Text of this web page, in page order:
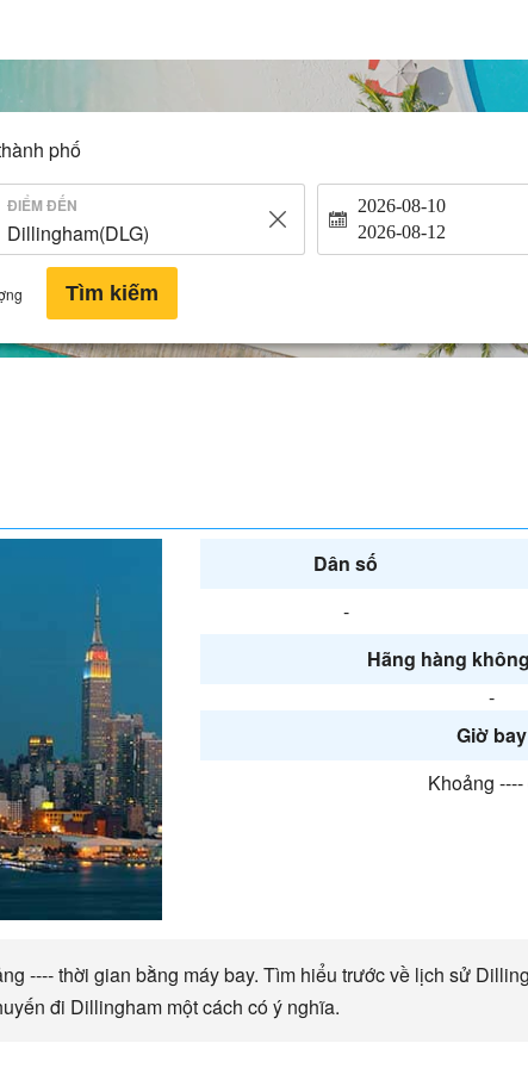
phố
ĐIỂM ĐẾN 2026-08-10
2026-08-12
Tìm kiếm
Dân số
-
Hãng hàng
-
Giờ bay
Khoảng
---- thời gian bằng máy bay. Tìm hiểu trước về lịch sử
đi Dillingham một cách có ý nghĩa.